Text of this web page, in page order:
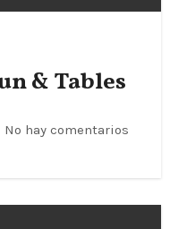
& Tables
No hay comentarios